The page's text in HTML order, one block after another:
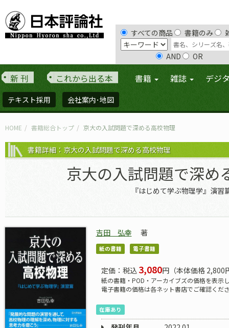
すべての商品 書籍のみ
AND OR
新 刊 これから出る本 書籍 雑誌 デジ
テキスト採用 会社案内･地図
HOME 書籍総合トップ 京大の入試問題で深める高校物理
書籍詳細：京大の入試問題で深める高校物理
京大の入試問題で深め
『はじめて学ぶ物理学』演習
吉田 弘幸 著
紙の書籍 電子書籍
定価：税込 3,080円（本体価格 2,800
紙の書籍・POD・アーカイブズの価格を表示
電子書籍の価格は各ネット書店でご確認くだ
在庫あり